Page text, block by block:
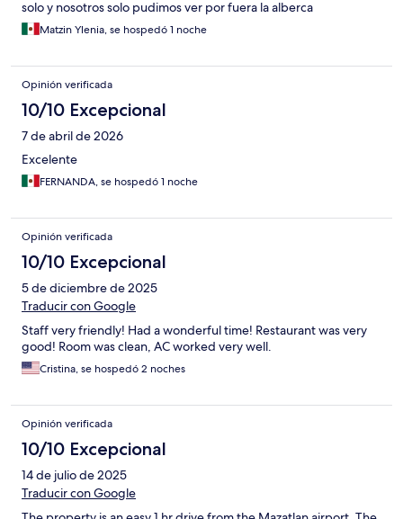
solo y nosotros solo pudimos ver por fuera la alberca
Matzin Ylenia, se hospedó 1 noche
Opinión verificada
10/10 Excepcional
7 de abril de 2026
Excelente
FERNANDA, se hospedó 1 noche
Opinión verificada
10/10 Excepcional
5 de diciembre de 2025
Traducir con Google
Staff very friendly! Had a wonderful time! Restaurant was very
good! Room was clean, AC worked very well.
Cristina, se hospedó 2 noches
Opinión verificada
10/10 Excepcional
14 de julio de 2025
Traducir con Google